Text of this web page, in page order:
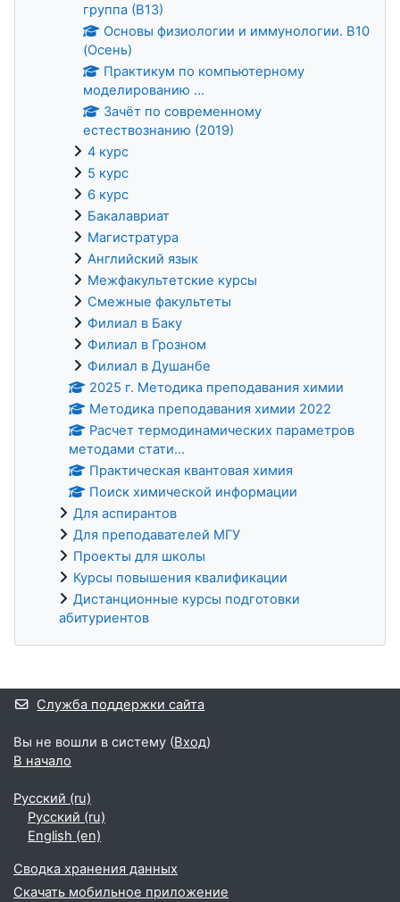
группа (В13)
Основы физиологии и иммунологии. В10
(Осень)
Практикум по компьютерному
моделированию ...
Зачёт по современному
естествознанию (2019)
4 курс
5 курс
6 курс
Бакалавриат
Магистратура
Английский язык
Межфакультетские курсы
Смежные факультеты
Филиал в Баку
Филиал в Грозном
Филиал в Душанбе
2025 г. Методика преподавания химии
Методика преподавания химии 2022
Расчет термодинамических параметров
методами стати...
Практическая квантовая химия
Поиск химической информации
Для аспирантов
Для преподавателей МГУ
Проекты для школы
Курсы повышения квалификации
Дистанционные курсы подготовки
абитуриентов
Дополнительные блоки
Служба поддержки сайта
Вы не вошли в систему (Вход)
В начало
Русский ‎(ru)‎
Русский ‎(ru)‎
English ‎(en)‎
Сводка хранения данных
Скачать мобильное приложение